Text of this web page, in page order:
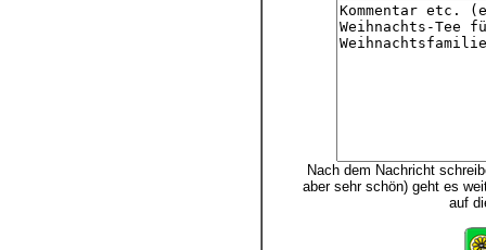
Nach dem Nachricht
aber sehr schön) geht es
auf